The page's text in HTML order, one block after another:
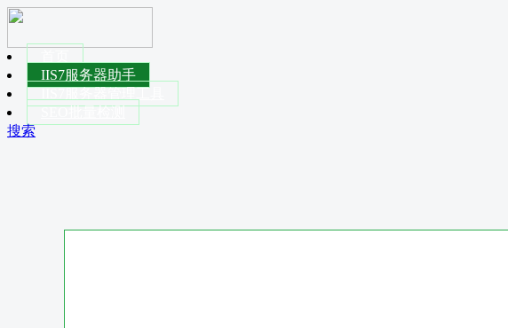
IIS7服务器助手
搜索